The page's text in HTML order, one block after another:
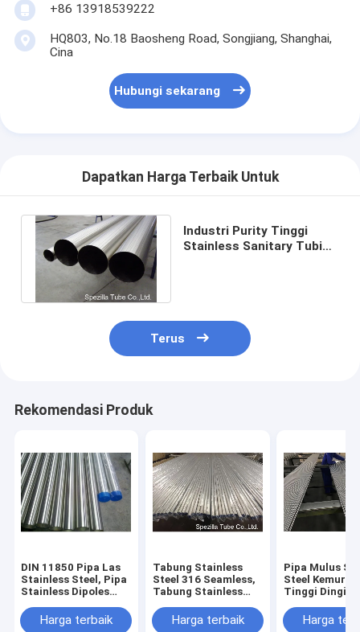
+86 13918539222
HQ803, No.18 Baosheng Road, Songjiang, Shanghai,
Cina
Hubungi sekarang
Dapatkan Harga Terbaik Untuk
Industri Purity Tinggi
Stainless Sanitary Tubing
Terus
Rekomendasi Produk
DIN 11850 Pipa Las
Stainless Steel, Pipa
Stainless Dipoles
DipolesHarga terbaik
Tabung Stainless
Steel 316 Seamless,
Tabung Stainless
Electropolished
Harga terbaik
Pipa Mulus
Steel
Tinggi Dingin
Industri
Harga